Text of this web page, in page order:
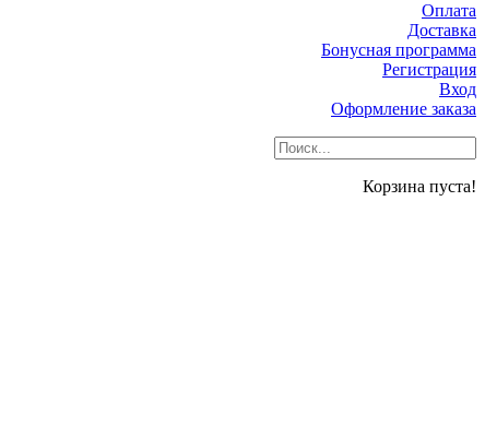
Оплата
Доставка
Бонусная программа
Регистрация
Вход
Оформление заказа
Корзина пуста!